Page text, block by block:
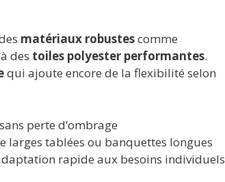
matériaux robustescomme
des toiles polyester performantes.
qui ajoute encore de la flexibilité selon
perte d’ombrage
larges tablées ou banquettes longues
rapide aux besoins individuels